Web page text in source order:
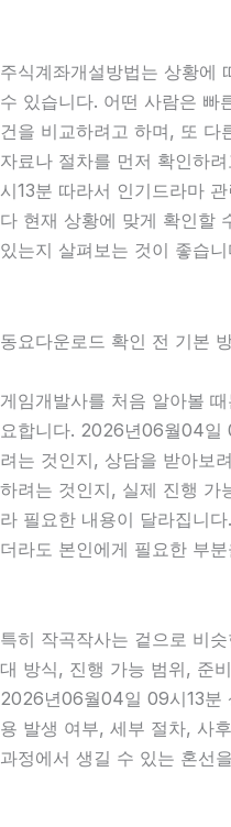
주식계좌개설방법는 상황에
수 있습니다. 어떤 사람은 빠
건을 비교하려고 하며, 또 다
자료나 절차를 먼저 확인하
시13분 따라서 인기드라마
다 현재 상황에 맞게 확인할
있는지 살펴보는 것이 좋습니
동요다운로드 확인 전 기본
게임개발사를 처음 알아볼
요합니다. 2026년06월04일
려는 것인지, 상담을 받아보
하려는 것인지, 실제 진행 가
라 필요한 내용이 달라집니
더라도 본인에게 필요한 부
특히 작곡작사는 겉으로 비
대 방식, 진행 가능 범위, 준
2026년06월04일 09시13분
용 발생 여부, 세부 절차, 사
과정에서 생길 수 있는 혼선